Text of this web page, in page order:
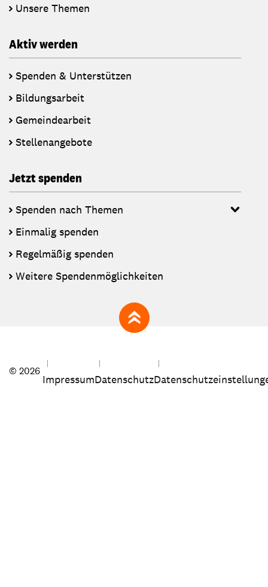
Unsere Themen
Aktiv werden
Spenden & Unterstützen
Bildungsarbeit
Gemeindearbeit
Stellenangebote
Jetzt spenden
Spenden nach Themen
Einmalig spenden
Regelmäßig spenden
Weitere Spendenmöglichkeiten
zum Seitenanfang
© 2026
ImpressumDatenschutz